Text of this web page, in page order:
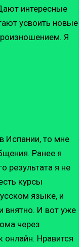
интересные
усвоить новые
Я
Испании, то мне
Ранее я
результата я не
курсы
языке, и
внятно. И вот уже
через
Нравится